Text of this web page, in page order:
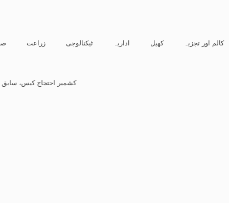
زراعت ٹیکنالوجی اداریہ کھیل کالم اور تجزیہ
کشمیر احتجاج کیس، سابق سینیٹر مشتاق